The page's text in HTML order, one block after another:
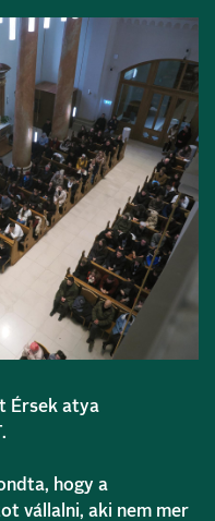
Érsek atya
hogy a
vállalni, aki nem mer